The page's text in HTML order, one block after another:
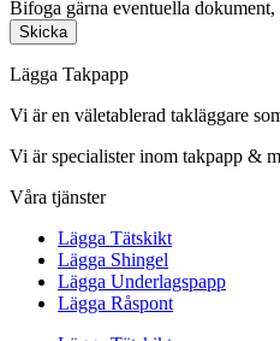
Bifoga gärna eventuella
Skicka
Lägga Takpapp
Vi är en väletablerad takläggare
Vi är specialister inom takpapp &
Våra tjänster
Lägga Tätskikt
Lägga Shingel
Lägga Underlagspapp
Lägga Råspont